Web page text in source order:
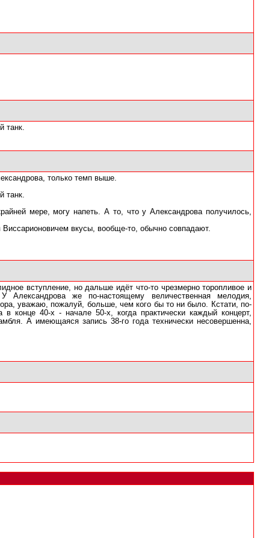
танк.
только темп выше.
танк.
мере, могу напеть. А то, что у Александрова получилось,
вкусы, вообще-то, обычно совпадают.
вступление, но дальше идёт что-то чрезмерно торопливое и
Александрова же по-настоящему величественная мелодия,
уважаю, пожалуй, больше, чем кого бы то ни было. Кстати, по-
конце 40-х - начале 50-х, когда практически каждый концерт,
А имеющаяся запись 38-го года технически несовершенна,